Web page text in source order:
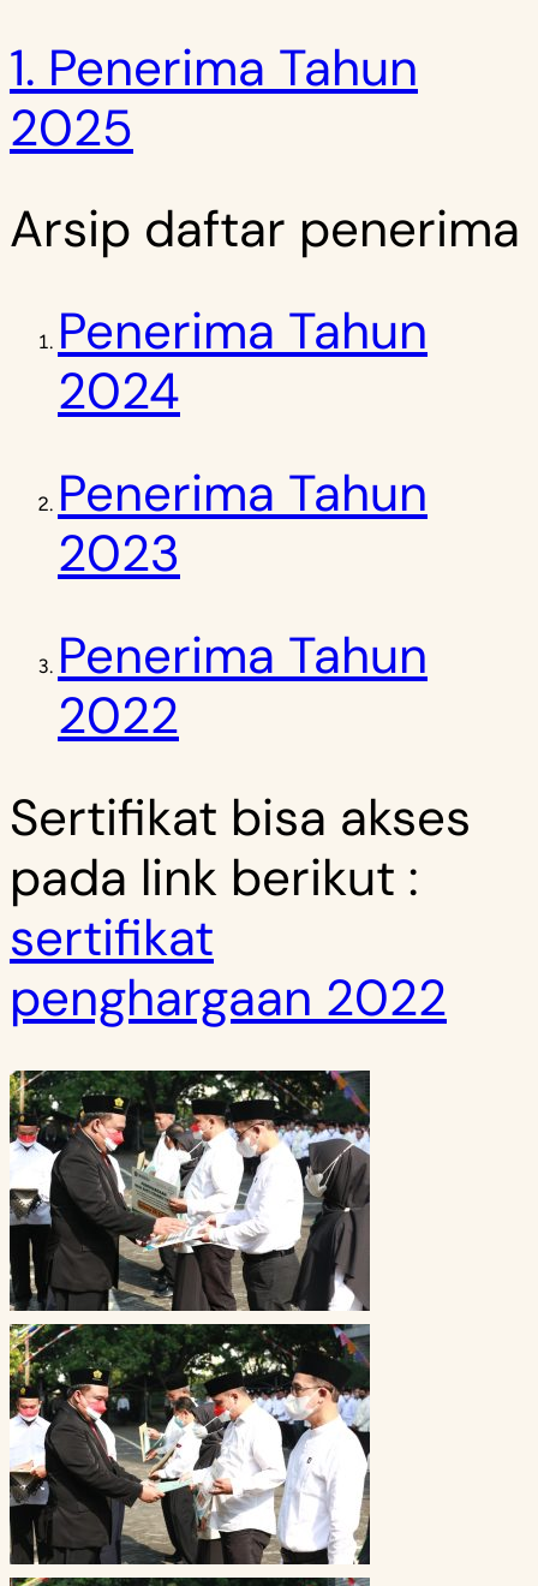
1. Penerima Tahun
2025
Arsip daftar penerima
Penerima Tahun
2024
Penerima Tahun
2023
Penerima Tahun
2022
Sertifikat bisa akses
pada link berikut :
sertifikat
penghargaan 2022